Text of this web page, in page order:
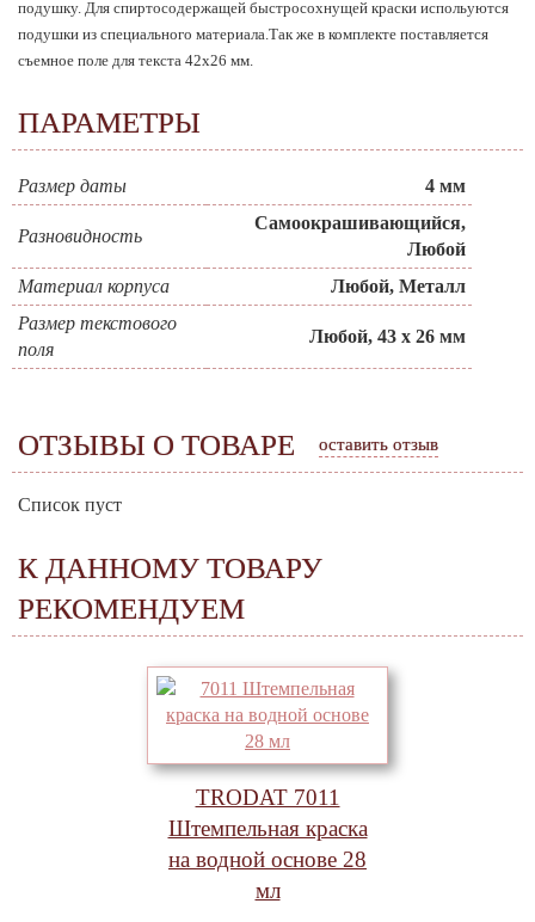
подушку. Для спиртосодержащей быстросохнущей краски испольуются
подушки из специального материала.Так же в комплекте поставляется
съемное поле для текста 42х26 мм.
ПАРАМЕТРЫ
Размер даты 4 мм
Разновидность
Самоокрашивающийся,
Любой
Материал корпуса
Любой, Металл
Размер текстового
поля
Любой, 43 х 26 мм
ОТЗЫВЫ О ТОВАРЕ оставить отзыв
Список пуст
К ДАННОМУ ТОВАРУ
РЕКОМЕНДУЕМ
TRODAT 7011
Штемпельная краска
на водной основе 28
мл